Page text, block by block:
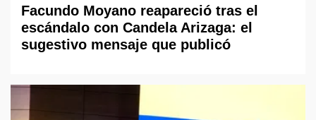
Facundo Moyano reapareció tras el
escándalo con Candela Arizaga: el
sugestivo mensaje que publicó